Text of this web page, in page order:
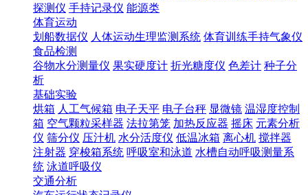
探测仪 手持记录仪 能源类
体育运动
划船数据仪 人体运动生理监测系统 体育训练手持气象仪
食品检测
谷物水分测量仪 果实硬度计 折光糖度仪 色差计 种子分
析
基础实验
烘箱 人工气候箱 电子天平 电子台秤 显微镜 温湿度控制
箱 空气颗粒采样器 法拉第笼 加热反应器 摇床 元素分析
仪 筛分仪 压汁机 水分活度仪 低温冰箱 离心机 搅拌器
注射器 穿梭箱系统 呼吸室和泳道 水槽自动呼吸测量系
统 泳道呼吸仪
交通分析